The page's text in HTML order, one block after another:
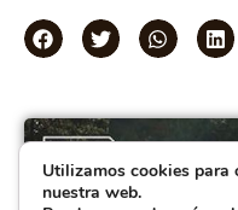
Utilizamos cookies para
nuestra web.